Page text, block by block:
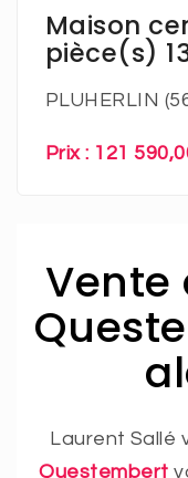
Maison
pièce(s)
PLUHERLIN
Prix : 121
Vente
Laurent Sallé
Questembert